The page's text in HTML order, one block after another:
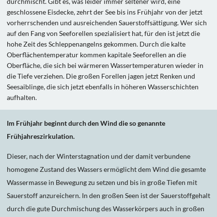
geschlossene Eisdecke, zehrt der See bis ins Frühjahr von der jetzt
vorherrschenden und ausreichenden Sauerstoffsättigung. Wer sich
auf den Fang von Seeforellen spezialisiert hat, für den ist jetzt die
hohe Zeit des Schleppenangelns gekommen. Durch die kalte
Oberflächentemperatur kommen kapitale Seeforellen an die
Oberfläche, die sich bei wärmeren Wassertemperaturen wieder in
die Tiefe verziehen. Die großen Forellen jagen jetzt Renken und
Seesaiblinge, die sich jetzt ebenfalls in höheren Wasserschichten
aufhalten.
Im Frühjahr beginnt durch den Wind die so genannte
Frühjahreszirkulation.
Dieser, nach der Winterstagnation und der damit verbundene
homogene Zustand des Wassers ermöglicht dem Wind die gesamte
Wassermasse in Bewegung zu setzen und bis in große Tiefen mit
Sauerstoff anzureichern. In den großen Seen ist der Sauerstoffgehalt
durch die gute Durchmischung des Wasserkörpers auch in großen